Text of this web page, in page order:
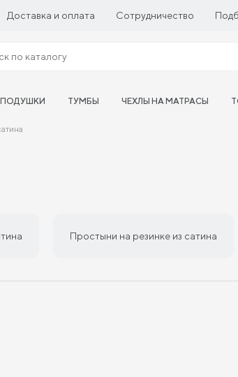
Доставка и оплата Сотрудничество
ПОДУШКИ ТУМБЫ ЧЕХЛЫ НА МАТРАСЫ
Простыни на резинке из сатина